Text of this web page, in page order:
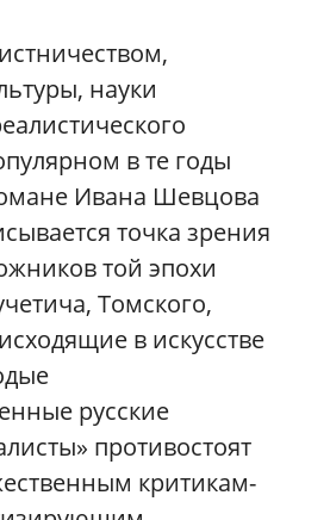
науки
в те годы
Ивана Шевцова
точка зрения
той эпохи
Томского,
в искусстве
русские
противостоят
критикам-